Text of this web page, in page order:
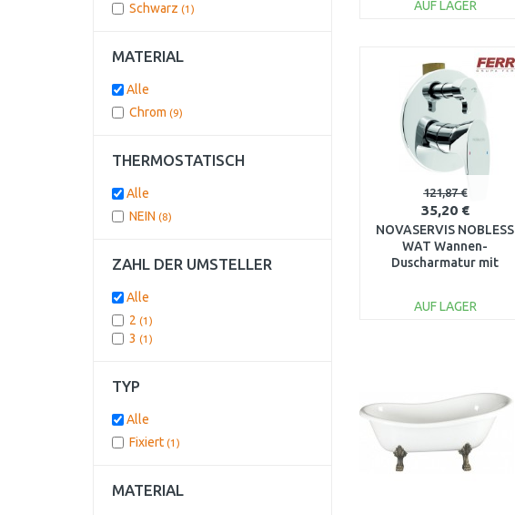
AUF LAGER
Vergleichen
121,87 €
35,20 €
NOVASERVIS NOBLESS
WAT Wannen-
Duscharmatur mit
AUF LAGER
Schwarz (1)
MATERIAL
Alle
Chrom (9)
THERMOSTATISCH
Alle
NEIN (8)
ZAHL DER UMSTELLER
Alle
2 (1)
3 (1)
TYP
Alle
Fixiert (1)
MATERIAL